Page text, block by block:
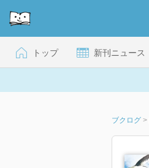
トップ 新刊ニュース
ブクログ >